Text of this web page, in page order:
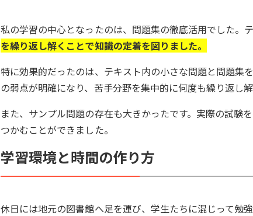
私の学習の中心となったのは、問題集の徹底活用でした。
を繰り返し解くことで知識の定着を図りました。
特に効果的だったのは、テキスト内の小さな問題と問題集
の弱点が明確になり、苦手分野を集中的に何度も繰り返し
また、サンプル問題の存在も大きかったです。実際の試験
つかむことができました。
学習環境と時間の作り方
休日には地元の図書館へ足を運び、学生たちに混じって勉